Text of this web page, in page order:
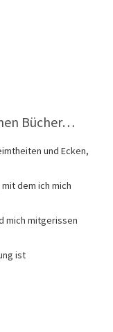
Bücher…
und Ecken,
dem ich mich
mich mitgerissen
ist